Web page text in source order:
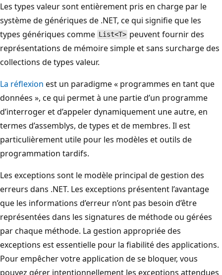
Les types valeur sont entièrement pris en charge par le
système de génériques de .NET, ce qui signifie que les
types génériques comme List<T> peuvent fournir des
représentations de mémoire simple et sans surcharge des
collections de types valeur.
La réflexion est un paradigme « programmes en tant que
données », ce qui permet à une partie d’un programme
d’interroger et d’appeler dynamiquement une autre, en
termes d’assemblys, de types et de membres. Il est
particulièrement utile pour les modèles et outils de
programmation tardifs.
Les exceptions sont le modèle principal de gestion des
erreurs dans .NET. Les exceptions présentent l’avantage
que les informations d’erreur n’ont pas besoin d’être
représentées dans les signatures de méthode ou gérées
par chaque méthode. La gestion appropriée des
exceptions est essentielle pour la fiabilité des applications.
Pour empêcher votre application de se bloquer, vous
pouvez gérer intentionnellement les exceptions attendues